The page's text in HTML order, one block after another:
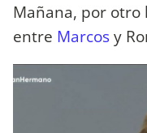
Mañana, por
entre Marcosy